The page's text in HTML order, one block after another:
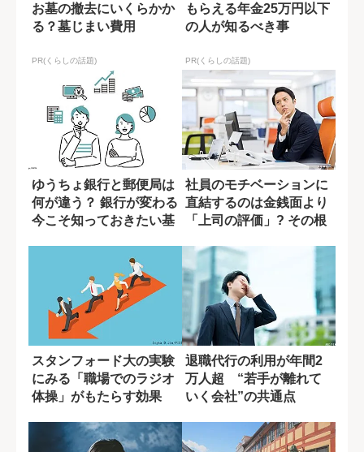
お墓の撤去にいくらかか
る？墓じまい費用
PR(くらしの話題)
もらえる年金25万円以下
の人が知るべき事
PR(くらしの話題)
ゆうちょ銀行と郵便局は
何が違う？ 銀行が変わる
今こそ知っておきたい基
社員のモチベーションに
直結するのは金銭面より
「上司の評価」? その根
スタンフォード大の実験
にみる「職場でのラジオ
体操」がもたらす効果
退職代行の利用が年間2
万人超 “若手が離れて
いく会社”の共通点